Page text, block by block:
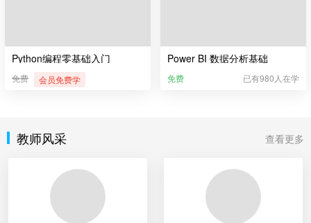
Python编程零基础入门
免费 会员免费学
Power BI 数据分析基础
免费 已有980人在学
教师风采 查看更多